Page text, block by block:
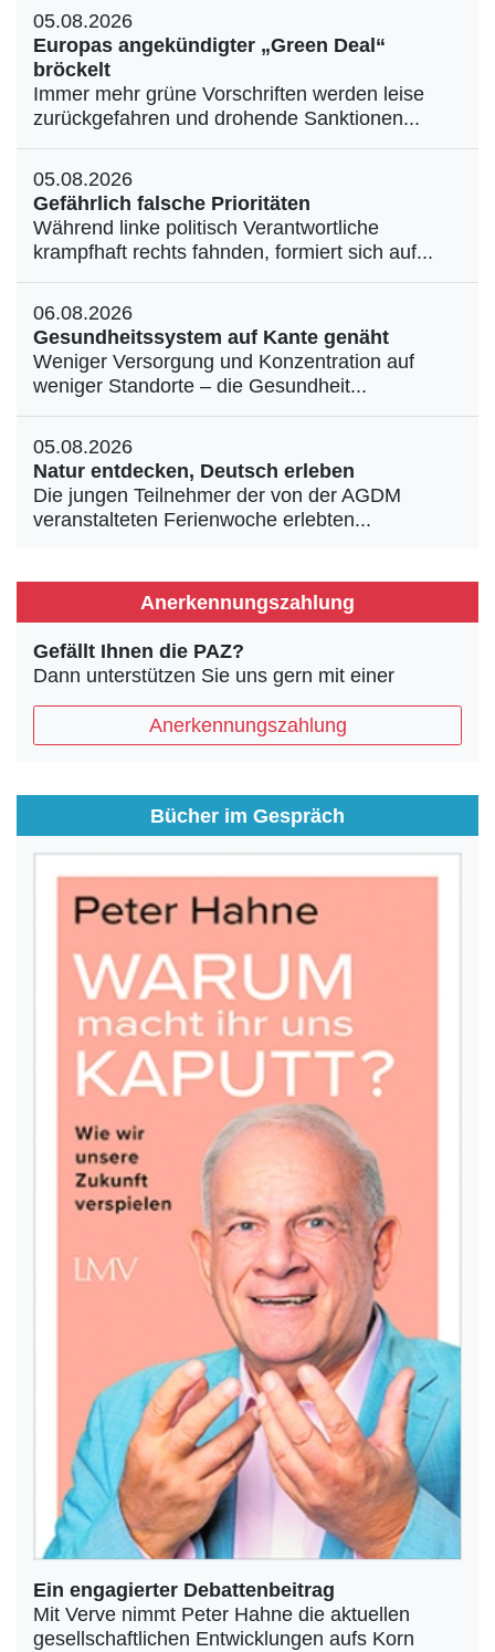
05.08.2026
Europas angekündigter „Green Deal“
bröckelt
Immer mehr grüne Vorschriften werden leise
zurückgefahren und drohende Sanktionen...
05.08.2026
Gefährlich falsche Prioritäten
Während linke politisch Verantwortliche
krampfhaft rechts fahnden, formiert sich auf...
06.08.2026
Gesundheitssystem auf Kante genäht
Weniger Versorgung und Konzentration auf
weniger Standorte – die Gesundheit...
05.08.2026
Natur entdecken, Deutsch erleben
Die jungen Teilnehmer der von der AGDM
veranstalteten Ferienwoche erlebten...
Anerkennungszahlung
Gefällt Ihnen die PAZ?
Dann unterstützen Sie uns gern mit einer
Anerkennungszahlung
Bücher im Gespräch
Ein engagierter Debattenbeitrag
Mit Verve nimmt Peter Hahne die aktuellen
gesellschaftlichen Entwicklungen aufs Korn